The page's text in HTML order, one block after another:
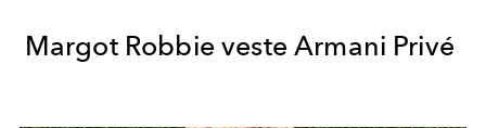
Margot Robbie veste Armani Privé